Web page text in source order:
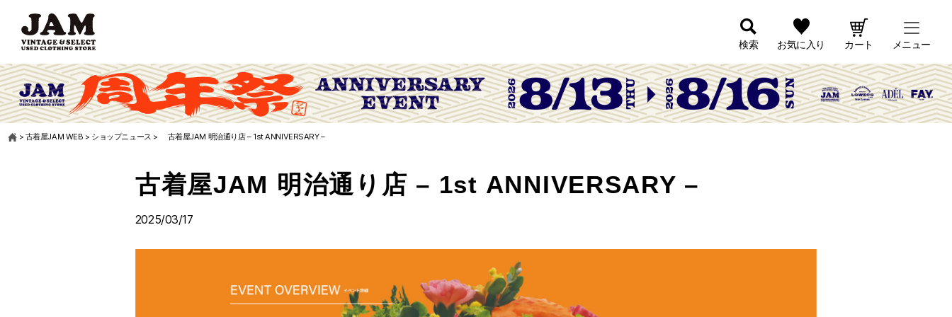
検索 お気に入り カート メニュー
> 古着屋JAM WEB > ショップニュース > 古着屋JAM 明治通り店 – 1st ANNIVERSARY –
古着屋JAM 明治通り店 – 1st ANNIVERSARY –
2025/03/17